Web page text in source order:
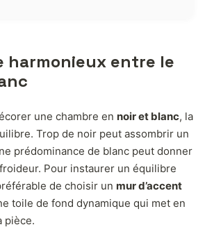
harmonieux entre le
une chambre en noir et blanc, la
Trop de noir peut assombrir un
prédominance de blanc peut donner
Pour instaurer un équilibre
de choisir un mur d’accent
toile de fond dynamique qui met en
pièce.